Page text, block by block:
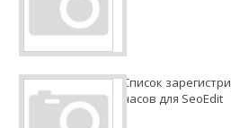
Список
часов для SeoEdit